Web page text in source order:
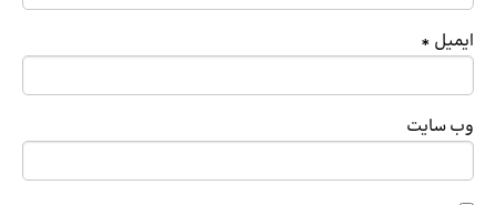
ایمیل *
وب‌ سایت